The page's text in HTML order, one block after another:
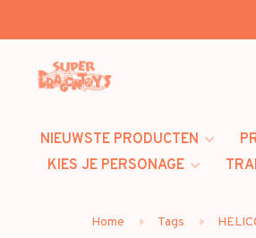
NIEUWSTE PRODUCTEN
KIES JE PERSONAGE
Home Tags